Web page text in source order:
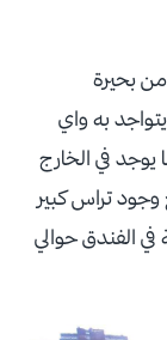
34 كم من بحيرة
به واي
يوجد في الخارج
تراس كبير
في الفندق حوالي